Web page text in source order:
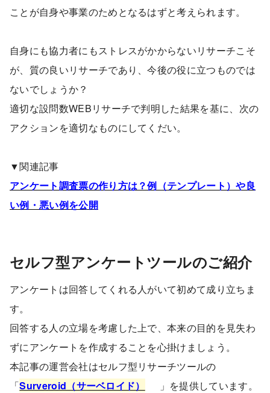
ことが自身や事業のためとなるはずと考えられます。
自身にも協力者にもストレスがかからないリサーチこそ
が、質の良いリサーチであり、今後の役に立つものでは
ないでしょうか？
適切な設問数WEBリサーチで判明した結果を基に、次の
アクションを適切なものにしてくだい。
▼関連記事
アンケート調査票の作り方は？例（テンプレート）や良
い例・悪い例を公開
セルフ型アンケートツールのご紹介
アンケートは回答してくれる人がいて初めて成り立ちま
す。
回答する人の立場を考慮した上で、本来の目的を見失わ
ずにアンケートを作成することを心掛けましょう。
本記事の運営会社はセルフ型リサーチツールの
「Surveroid（サーベロイド）
」を提供しています。